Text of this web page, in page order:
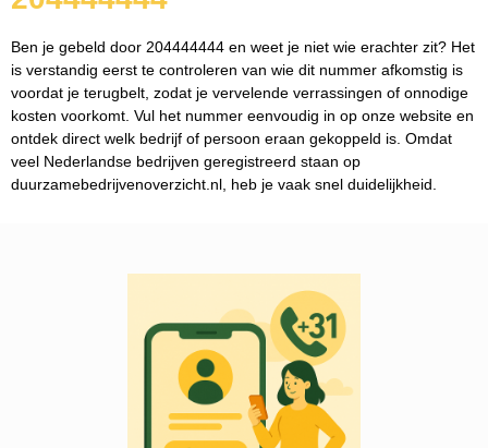
Ben je gebeld door 204444444 en weet je niet wie erachter zit? Het
is verstandig eerst te controleren van wie dit nummer afkomstig is
voordat je terugbelt, zodat je vervelende verrassingen of onnodige
kosten voorkomt. Vul het nummer eenvoudig in op onze website en
ontdek direct welk bedrijf of persoon eraan gekoppeld is. Omdat
veel Nederlandse bedrijven geregistreerd staan op
duurzamebedrijvenoverzicht.nl, heb je vaak snel duidelijkheid.